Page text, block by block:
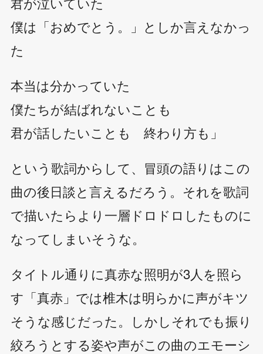
僕は「おめでとう。」としか言えなかっ
た
本当は分かっていた
僕たちが結ばれないことも
君が話したいことも 終わり方も」
という歌詞からして、冒頭の語りはこの
曲の後日談と言えるだろう。それを歌詞
で描いたらより一層ドロドロしたものに
なってしまいそうな。
タイトル通りに真赤な照明が3人を照ら
す「真赤」では椎木は明らかに声がキツ
そうな感じだった。しかしそれでも振り
絞ろうとする姿や声がこの曲のエモーシ